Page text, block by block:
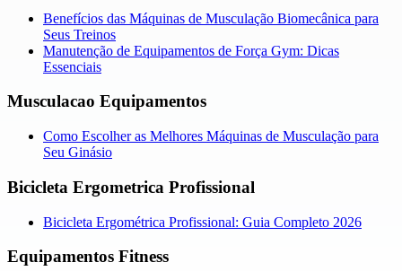
Benefícios das Máquinas de Musculação Biomecânica para
Seus Treinos
Manutenção de Equipamentos de Força Gym: Dicas
Essenciais
Musculacao Equipamentos
Como Escolher as Melhores Máquinas de Musculação para
Seu Ginásio
Bicicleta Ergometrica Profissional
Bicicleta Ergométrica Profissional: Guia Completo 2026
Equipamentos Fitness